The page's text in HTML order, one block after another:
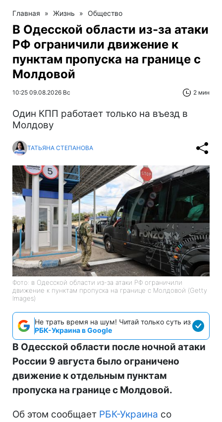
Главная » Жизнь » Общество
В Одесской области из-за атаки
РФ ограничили движение к
пунктам пропуска на границе с
Молдовой
10:25 09.08.2026 Вс 2 мин
Один КПП работает только на въезд в
Молдову
ТАТЬЯНА СТЕПАНОВА
Фото: в Одесской области из-за атаки РФ ограничили
движение к пунктам пропуска на границе с Молдовой (Getty
Images)
Не трать время на шум! Читай только суть из
РБК-Украина в Google
В Одесской области после ночной атаки
России 9 августа было ограничено
движение к отдельным пунктам
пропуска на границе с Молдовой.
Об этом сообщает РБК-Украина со